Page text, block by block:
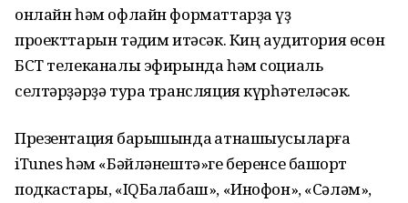
онлайн һәм офлайн форматтарҙа үҙ
проекттарын тәҡдим итәсәк. Киң аудитория өсөн
БСТ телеканалы эфирында һәм социаль
селтәрҙәрҙә тура трансляция күрһәтеләсәк.
Презентация барышында ҡатнашыусыларға
iTunes һәм «Бәйләнештә»ге беренсе башҡорт
подкастары, «IQБалабаш», «Инофон», «Сәләм»,